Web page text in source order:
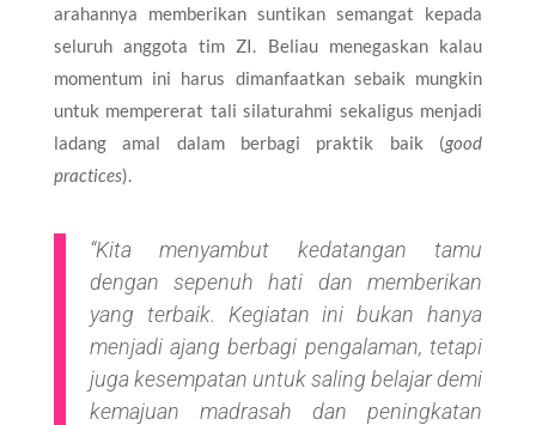
arahannya memberikan suntikan semangat kepada
seluruh anggota tim ZI. Beliau menegaskan kalau
momentum ini harus dimanfaatkan sebaik mungkin
untuk mempererat tali silaturahmi sekaligus menjadi
ladang amal dalam berbagi praktik baik (good
practices).
“Kita menyambut kedatangan tamu
dengan sepenuh hati dan memberikan
yang terbaik. Kegiatan ini bukan hanya
menjadi ajang berbagi pengalaman, tetapi
juga kesempatan untuk saling belajar demi
kemajuan madrasah dan peningkatan